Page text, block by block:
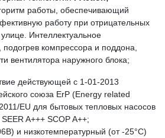
работы, обеспечивающий
работу при отрицательных
Интеллектуальное
компрессора и поддона,
вентилятора наружного блока;
действующей c 1-01-2013
союза ErP (Energy related
EU для бытовых тепловых насосов
A+++ SCOP A++;
и низкотемпературный (от -25°С)